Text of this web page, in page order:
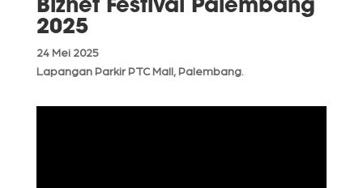
2025
24 Mei 2025
Lapangan Parkir PTC Mall, Palembang.